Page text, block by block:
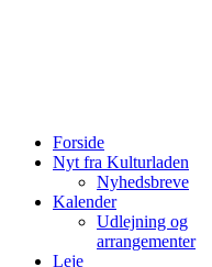
Forside
Nyt fra Kulturladen
Nyhedsbreve
Kalender
Udlejning og
arrangementer
Leje